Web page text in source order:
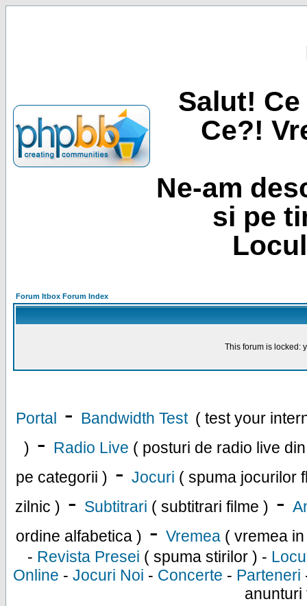
Salut!
Ce?!
Ne-am
si pe
Forum Itbox Forum Index
This forum is locked:
Portal - Bandwidth Test ( test your
) - Radio Live ( posturi de radio live
pe categorii ) - Jocuri ( spuma jocurilor
zilnic ) - Subtitrari ( subtitrari filme ) -
ordine alfabetica ) - Vremea ( vremea
- Revista Presei ( spuma stirilor ) -
Online - Jocuri Noi - Concerte - Parteneri
anunturi